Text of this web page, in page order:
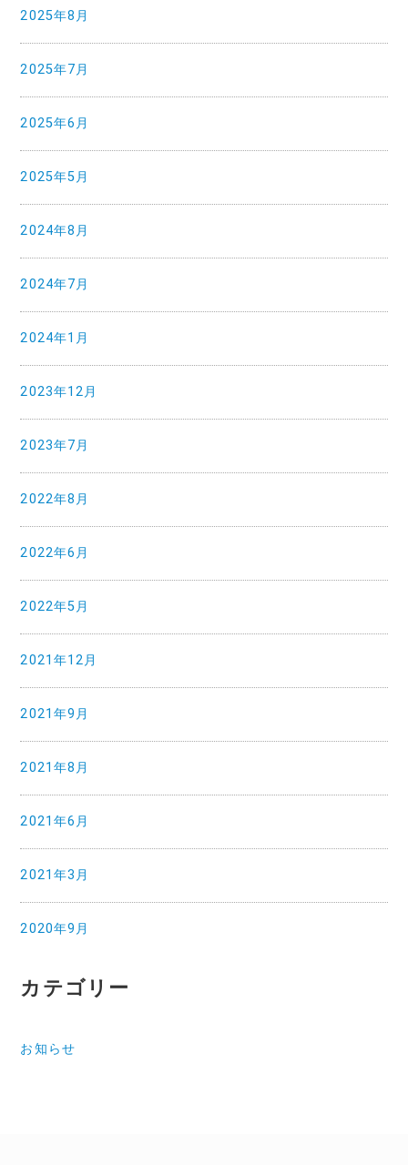
2025年8月
2025年7月
2025年6月
2025年5月
2024年8月
2024年7月
2024年1月
2023年12月
2023年7月
2022年8月
2022年6月
2022年5月
2021年12月
2021年9月
2021年8月
2021年6月
2021年3月
2020年9月
カテゴリー
お知らせ